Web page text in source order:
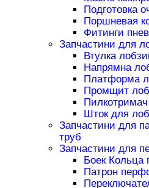
Подготовка
Поршневая
Фитинги
Запчастини для
Втулка
Напрямна
Платформа
Промщит
Шток для
Запчастини для
труб
Запчастини для
Боек Кольца
Патрон